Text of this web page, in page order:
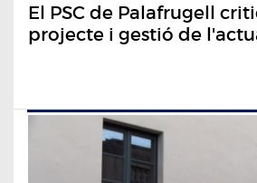
El PSC de Palafrugell
projecte i gestió de